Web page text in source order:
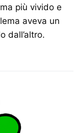
più vivido e
aveva un
dall’altro.